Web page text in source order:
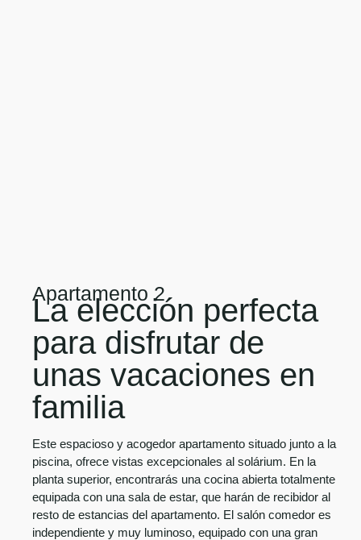
Apartamento 2
La elección perfecta
para disfrutar de
unas vacaciones en
familia
Este espacioso y acogedor apartamento situado junto a la
piscina, ofrece vistas excepcionales al solárium. En la
planta superior, encontrarás una cocina abierta totalmente
equipada con una sala de estar, que harán de recibidor al
resto de estancias del apartamento. El salón comedor es
independiente y muy luminoso, equipado con una gran